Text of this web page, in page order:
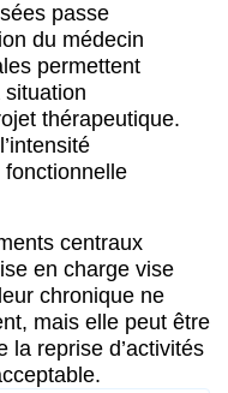
passe
du médecin
permettent
situation
thérapeutique.
centraux
en charge vise
chronique ne
mais elle peut être
la reprise d’activités